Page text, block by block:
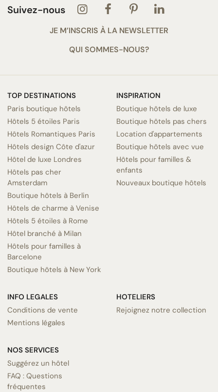
Suivez-nous
JE M’INSCRIS À LA NEWSLETTER
QUI SOMMES-NOUS?
TOP DESTINATIONS
Paris boutique hôtels
Hôtels 5 étoiles Paris
Hôtels Romantiques Paris
Hôtels design Côte d'azur
Hôtel de luxe Londres
Hôtels pas cher
Amsterdam
Boutique hôtels à Berlin
Hôtels de charme à Venise
Hôtels 5 étoiles à Rome
Hôtel branché à Milan
Hôtels pour familles à
Barcelone
Boutique hôtels à New York
INSPIRATION
Boutique hôtels de luxe
Boutique hôtels pas chers
Location d'appartements
Boutique hôtels avec vue
Hôtels pour familles &
enfants
Nouveaux boutique hôtels
INFO LEGALES
Conditions de vente
Mentions légales
NOS SERVICES
Suggérez un hôtel
FAQ : Questions
fréquentes
HOTELIERS
Rejoignez notre collection